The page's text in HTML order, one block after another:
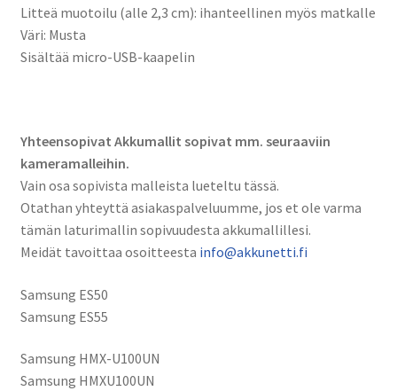
Litteä muotoilu (alle 2,3 cm): ihanteellinen myös matkalle
Väri: Musta
Sisältää micro-USB-kaapelin
Yhteensopivat Akkumallit sopivat mm. seuraaviin
kameramalleihin.
Vain osa sopivista malleista lueteltu tässä.
Otathan yhteyttä asiakaspalveluumme, jos et ole varma
tämän laturimallin sopivuudesta akkumallillesi.
Meidät tavoittaa osoitteesta info@akkunetti.fi
Samsung ES50
Samsung ES55
Samsung HMX-U100UN
Samsung HMXU100UN